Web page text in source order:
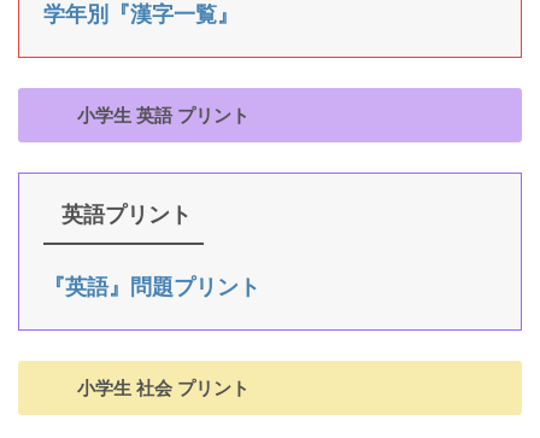
学年別『漢字一覧』
小学生 英語 プリント
英語プリント
『英語』問題プリント
小学生 社会 プリント